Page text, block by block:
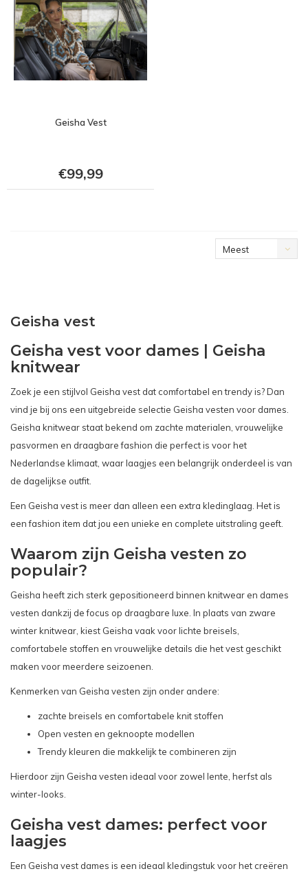
Geisha Vest
€99,99
Meest
Geisha vest
Geisha vest voor dames | Geisha
knitwear
Zoek je een stijlvol Geisha vest dat comfortabel en trendy is? Dan
vind je bij ons een uitgebreide selectie Geisha vesten voor dames.
Geisha knitwear staat bekend om zachte materialen, vrouwelijke
pasvormen en draagbare fashion die perfect is voor het
Nederlandse klimaat, waar laagjes een belangrijk onderdeel is van
de dagelijkse outfit.
Een Geisha vest is meer dan alleen een extra kledinglaag. Het is
een fashion item dat jou een unieke en complete uitstraling geeft.
Waarom zijn Geisha vesten zo
populair?
Geisha heeft zich sterk gepositioneerd binnen knitwear en dames
vesten dankzij de focus op draagbare luxe. In plaats van zware
winter knitwear, kiest Geisha vaak voor lichte breisels,
comfortabele stoffen en vrouwelijke details die het vest geschikt
maken voor meerdere seizoenen.
Kenmerken van Geisha vesten zijn onder andere:
zachte breisels en comfortabele knit stoffen
Open vesten en geknoopte modellen
Trendy kleuren die makkelijk te combineren zijn
Hierdoor zijn Geisha vesten ideaal voor zowel lente, herfst als
winter-looks.
Geisha vest dames: perfect voor
laagjes
Een Geisha vest dames is een ideaal kledingstuk voor het creëren